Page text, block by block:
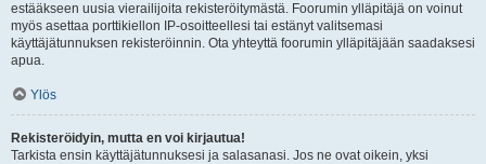
estääkseen uusia vierailijoita rekisteröitymästä. Foorumin ylläpitäjä on voinut
myös asettaa porttikiellon IP-osoitteellesi tai estänyt valitsemasi
käyttäjätunnuksen rekisteröinnin. Ota yhteyttä foorumin ylläpitäjään saadaksesi
apua.
Ylös
Rekisteröidyin, mutta en voi kirjautua!
Tarkista ensin käyttäjätunnuksesi ja salasanasi. Jos ne ovat oikein, yksi